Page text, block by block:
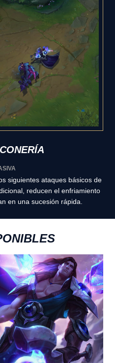
siguientes ataques básicos de
reducen el enfriamiento
en una sucesión rápida.